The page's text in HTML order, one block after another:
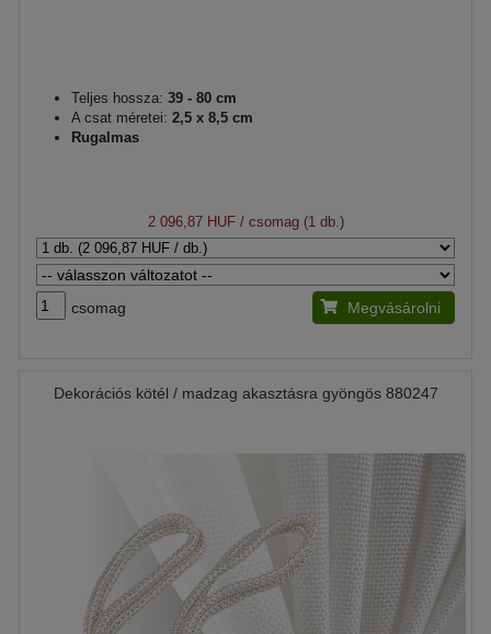
Teljes hossza: 39 - 80 cm
A csat méretei: 2,5 x 8,5 cm
Rugalmas
2 096,87 HUF/ csomag (1 db.)
csomag Megvásárolni
Dekorációs kötél / madzag akasztásra gyöngös 880247